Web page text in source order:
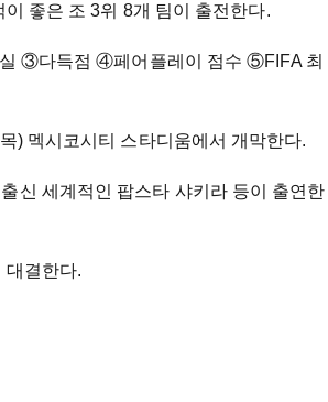
좋은 조 3위 8개 팀이 출전한다.
③다득점 ④페어플레이 점수 ⑤FIFA 최
) 멕시코시티 스타디움에서 개막한다.
신 세계적인 팝스타 샤키라 등이 출연한
대결한다.